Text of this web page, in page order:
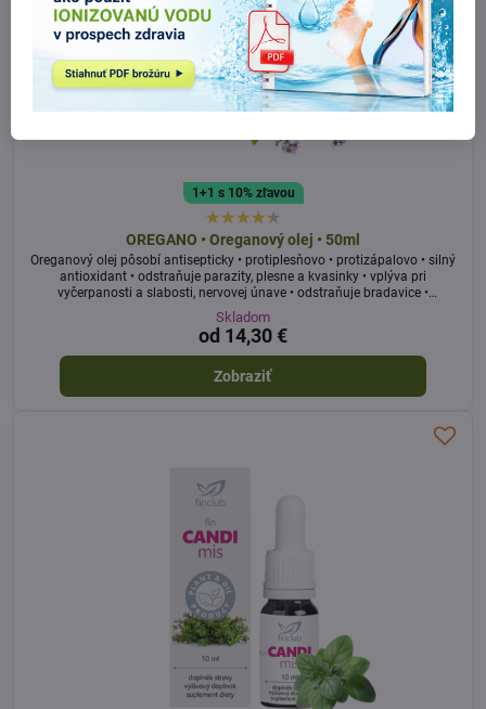
1+1 s 10% zľavou
OREGANO • Oreganový olej • 50ml
Oreganový olej pôsobí antisepticky • protiplesňovo • protizápalovo • silný
antioxidant • odstraňuje parazity, plesne a kvasinky • vplýva pri
vyčerpanosti a slabosti, nervovej únave • odstraňuje bradavice •
ochorenia dýchacích ciest • kašeľ • zvýšenie tvorby žalúdočných štiav, žlče
a sekrécie slizníc dýchacích ciest • podporuje chuť do jedla
Skladom
od 14,30 €
Zobraziť